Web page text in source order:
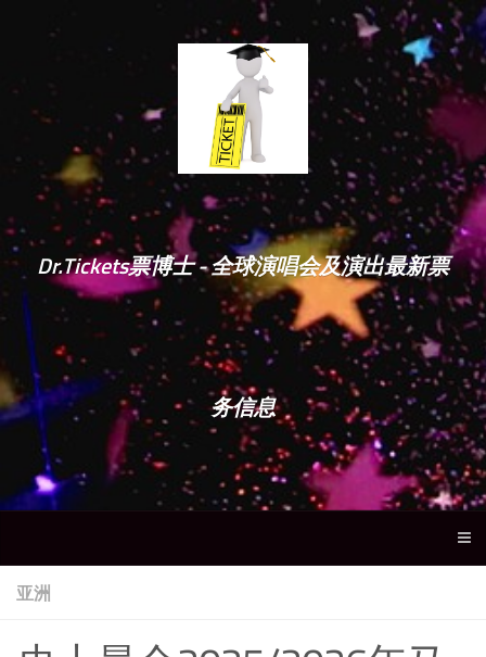
Dr.Tickets票博士 - 全球演唱会及演出最新票
务信息
亚洲